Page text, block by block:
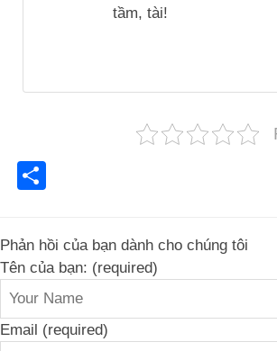
tầm, tài!
Phản hồi của bạn dành cho chúng tôi
Tên của bạn: (required)
Email (required)